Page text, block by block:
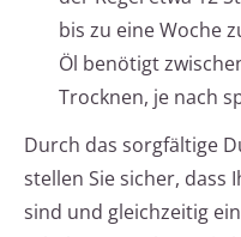
bis zu eine Woche
Öl benötigt
Trocknen, je nach
Durch das sorgfältige
stellen Sie sicher, dass
sind und gleichzeitig